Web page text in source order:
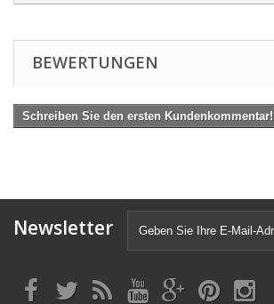
BEWERTUNGEN
Schreiben Sie den ersten Kundenkommentar!
Newsletter